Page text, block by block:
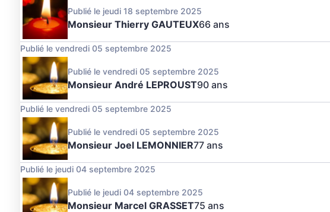
Publié le jeudi 18 septembre 2025
Monsieur Thierry GAUTEUX66 ans
Publié le vendredi 05 septembre 2025
Publié le vendredi 05 septembre 2025
Monsieur André LEPROUST90 ans
Publié le vendredi 05 septembre 2025
Publié le vendredi 05 septembre 2025
Monsieur Joel LEMONNIER77 ans
Publié le jeudi 04 septembre 2025
Publié le jeudi 04 septembre 2025
Monsieur Marcel GRASSET75 ans